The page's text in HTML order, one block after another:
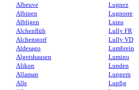
Albeuve
Albinen
Albligen
Alchenflüh
Alchenstorf
Aldesago
Algetshausen
Alikon
Allaman
Alle
Lugnez
Lugnorre
Luins
Lully FR
Lully VD
Lumbrein
Lumino
Lunden
Lungern
Lupfig